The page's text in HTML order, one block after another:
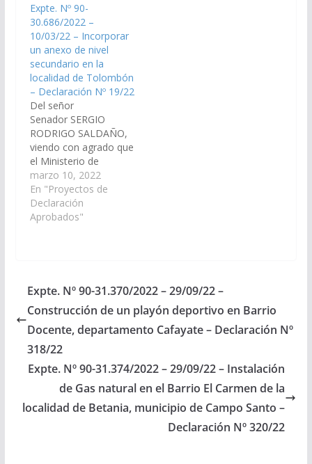
Provincia, Ejercicio
2024, la construcción
de viviendas en la
localidad de
Tolombon,
departamento
Cafayate. (Expte. Nº
90-32.133/2023, a la
Comisión de Obras
Públicas e…
Expte. Nº 90-
30.686/2022 –
10/03/22 – Incorporar
un anexo de nivel
secundario en la
localidad de Tolombón
– Declaración Nº 19/22
Del señor
Senador SERGIO
RODRIGO SALDAÑO,
viendo con agrado que
el Ministerio de
Educación, Cultura,
Ciencia y Tecnología,
disponga la apertura
de un Anexo de nivel
de Tolombón,
departamento
Cafayate. (Expte. Nº
90-30.686/2022, a la
Comisión de…
marzo 10, 2022
En "Proyectos de
Declaración
Aprobados"
Expte. Nº 90-31.370/2022 – 29/09/22 –
Construcción de un playón deportivo en Barrio
Docente, departamento Cafayate – Declaración Nº
318/22
Expte. Nº 90-31.374/2022 – 29/09/22 – Instalación
de Gas natural en el Barrio El Carmen de la
localidad de Betania, municipio de Campo Santo –
Declaración Nº 320/22